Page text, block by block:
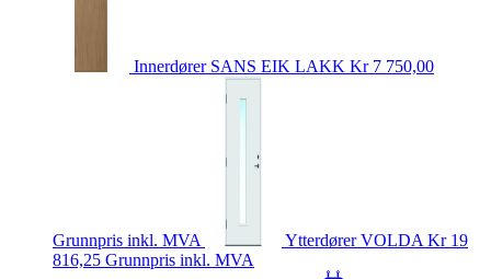
Innerdører SANS EIK LAKK Kr 7 750,00
Grunnpris inkl. MVA YtterdørerVOLDA Kr 19
816,25 Grunnpris inkl. MVA